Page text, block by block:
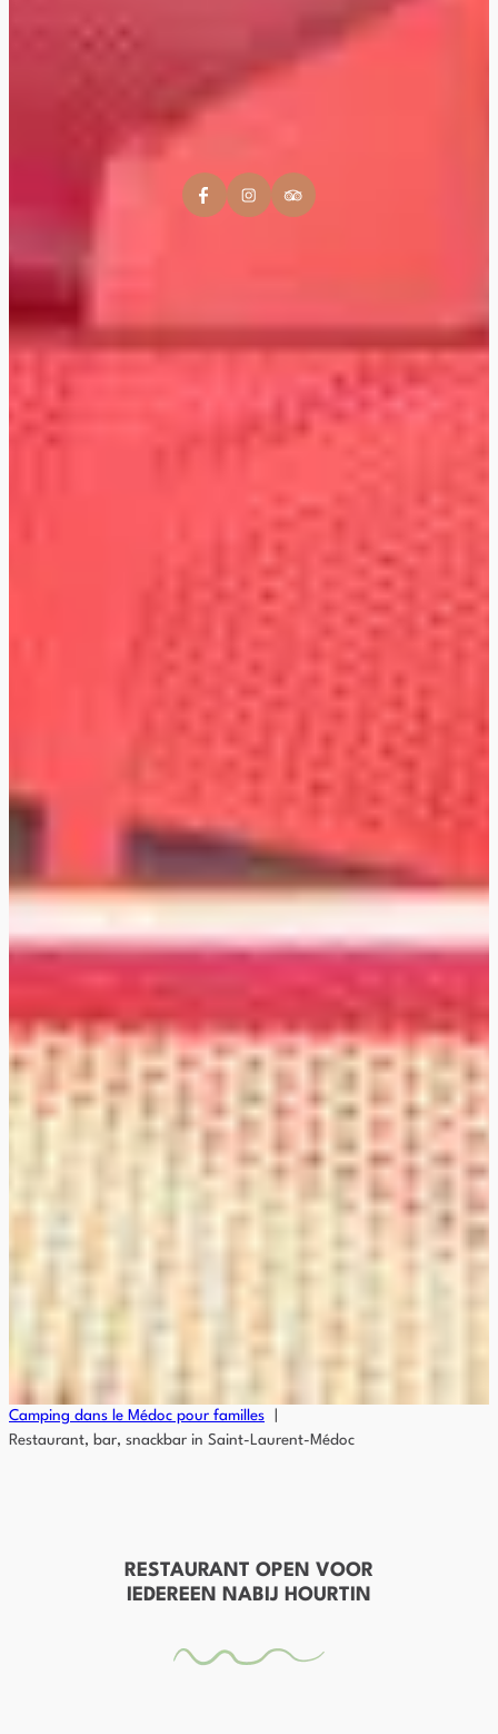
Camping dans le Médoc pour familles
Restaurant, bar, snackbar in Saint-Laurent-Médoc
RESTAURANT OPEN VOOR
IEDEREEN NABIJ HOURTIN